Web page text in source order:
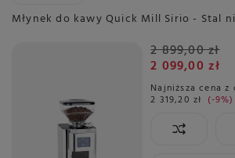
Młynek do kawy Quick Mill Sirio - Stal
2 899,00 zł
2 099,00 zł
Najniższa cena
2 319,20 zł -9%